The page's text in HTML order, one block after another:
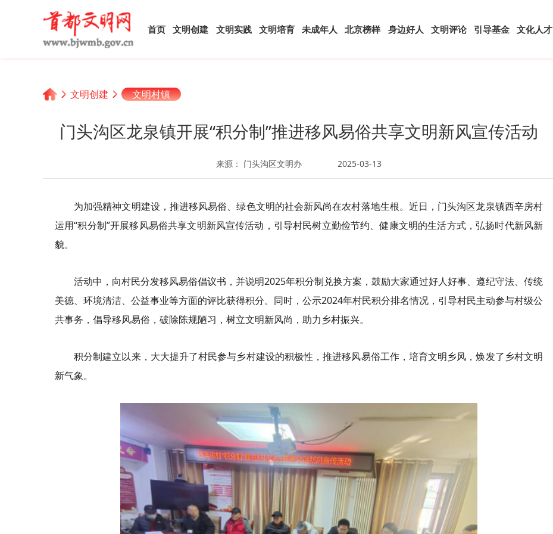
首页 文明创建 文明实践 文明培育 未成年人 北京榜样 身边好人 文明评论 引导基金 文化人才
文明创建 文明村镇
门头沟区龙泉镇开展“积分制”推进移风易俗共享文明新风宣传活动
来源： 门头沟区文明办 2025-03-13
为加强精神文明建设，推进移风易俗、绿色文明的社会新风尚在农村落地生根。近日，门头沟区龙泉镇西辛房村
运用“积分制”开展移风易俗共享文明新风宣传活动，引导村民树立勤俭节约、健康文明的生活方式，弘扬时代新风新
貌。
活动中，向村民分发移风易俗倡议书，并说明2025年积分制兑换方案，鼓励大家通过好人好事、遵纪守法、传统
美德、环境清洁、公益事业等方面的评比获得积分。同时，公示2024年村民积分排名情况，引导村民主动参与村级公
共事务，倡导移风易俗，破除陈规陋习 ，树立文明新风尚，助力乡村振兴。
积分制建立以来，大大提升了村民参与乡村建设的积极性，推进移风易俗工作，培育文明乡风，焕发了乡村文明
新气象。